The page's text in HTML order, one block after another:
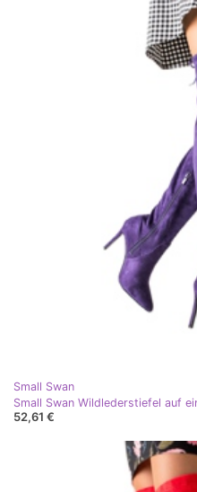
Small Swan
Small Swan Wildlederstiefel auf
52,61 €